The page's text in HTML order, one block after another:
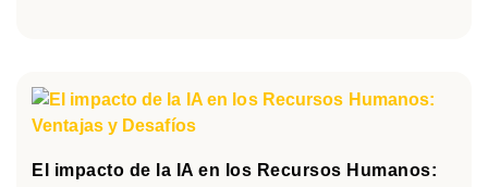
El impacto de la IA en los Recursos Humanos: